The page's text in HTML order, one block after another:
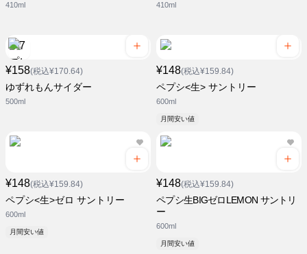
410ml 410ml
¥158(税込¥170.64)
ゆずれもんサイダー
500ml
¥148(税込¥159.84)
ペプシ<生> サントリー
600ml
月間安い値
¥148(税込¥159.84)
ペプシ<生>ゼロ サントリー
600ml
月間安い値
¥148(税込¥159.84)
ペプシ生BIGゼロLEMON サントリ
ー
600ml
月間安い値